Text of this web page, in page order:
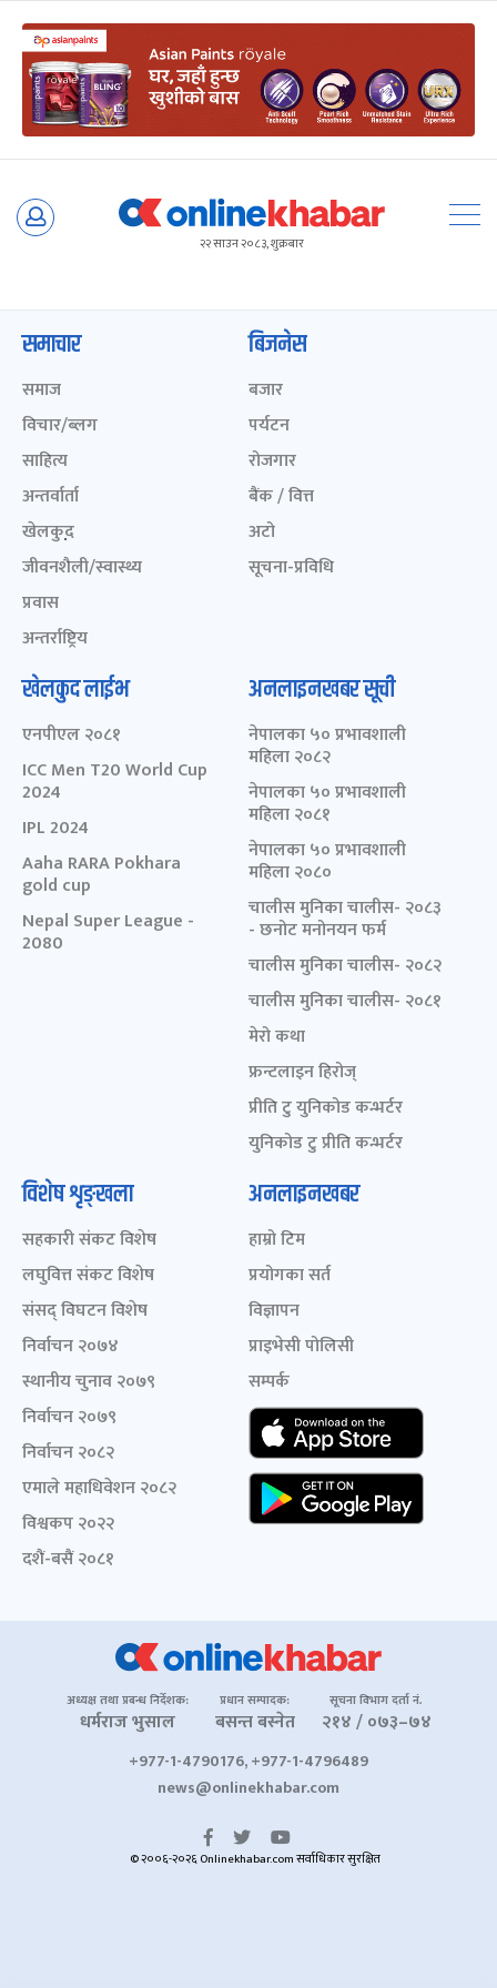
Skip
२२ साउन २०८३, शुक्रबार
समाचार
समाज
विचार/ब्लग
साहित्य
अन्तर्वार्ता
खेलकुद़़
जीवनशैली/स्वास्थ्य
प्रवास
अन्तर्राष्ट्रिय
बिजनेस
बजार
पर्यटन
रोजगार
बैंक / वित्त
अटो
सूचना-प्रविधि
खेलकुद लाईभ
एनपीएल २०८१
ICC Men T20 World Cup
2024
IPL 2024
Aaha RARA Pokhara
gold cup
Nepal Super League -
2080
अनलाइनखबर सूची
नेपालका ५० प्रभावशाली
महिला २०८२
नेपालका ५० प्रभावशाली
महिला २०८१
नेपालका ५० प्रभावशाली
महिला २०८०
चालीस मुनिका चालीस- २०८३
- छनोट मनोनयन फर्म
चालीस मुनिका चालीस- २०८२
चालीस मुनिका चालीस- २०८१
मेरो कथा
फ्रन्टलाइन हिरोज्
प्रीति टु युनिकोड कन्भर्टर
युनिकोड टु प्रीति कन्भर्टर
विशेष शृङ्खला
सहकारी संकट विशेष
लघुवित्त संकट विशेष
संसद् विघटन विशेष
निर्वाचन २०७४
स्थानीय चुनाव २०७९
निर्वाचन २०७९
निर्वाचन २०८२
एमाले महाधिवेशन २०८२
विश्वकप २०२२
दशैं-बसैं २०८१
अनलाइनखबर
हाम्रो टिम
प्रयोगका सर्त
विज्ञापन
प्राइभेसी पोलिसी
सम्पर्क
अध्यक्ष तथा प्रबन्ध निर्देशक:
धर्मराज भुसाल
प्रधान सम्पादक:
बसन्त बस्नेत
सूचना विभाग दर्ता नं.
२१४ / ०७३–७४
+977-1-4790176, +977-1-4796489
news@onlinekhabar.com
© २००६-२०२६ Onlinekhabar.com सर्वाधिकार सुरक्षित